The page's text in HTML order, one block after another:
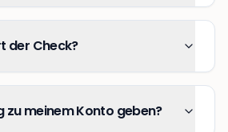
der Check?
zu meinem Konto geben?